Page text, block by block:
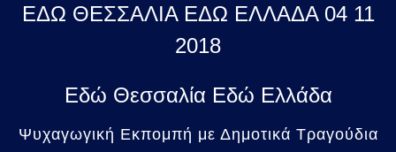
ΕΔΩ ΘΕΣΣΑΛΙΑ ΕΔΩ ΕΛΛΑΔΑ 04 11
2018
Εδώ Θεσσαλία Εδώ Ελλάδα
Ψυχαγωγική Εκπομπή με Δημοτικά Τραγούδια